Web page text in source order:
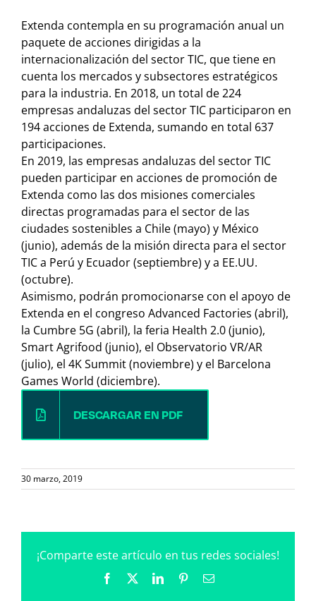
Extenda contempla en su programación anual un
paquete de acciones dirigidas a la
internacionalización del sector TIC, que tiene en
cuenta los mercados y subsectores estratégicos
para la industria. En 2018, un total de 224
empresas andaluzas del sector TIC participaron en
194 acciones de Extenda, sumando en total 637
participaciones.
En 2019, las empresas andaluzas del sector TIC
pueden participar en acciones de promoción de
Extenda como las dos misiones comerciales
directas programadas para el sector de las
ciudades sostenibles a Chile (mayo) y México
(junio), además de la misión directa para el sector
TIC a Perú y Ecuador (septiembre) y a EE.UU.
(octubre).
Asimismo, podrán promocionarse con el apoyo de
Extenda en el congreso Advanced Factories (abril),
la Cumbre 5G (abril), la feria Health 2.0 (junio),
Smart Agrifood (junio), el Observatorio VR/AR
(julio), el 4K Summit (noviembre) y el Barcelona
Games World (diciembre).
DESCARGAR EN PDF
30 marzo, 2019
¡Comparte este artículo en tus redes sociales!
Facebook LinkedInPinterestCorreo